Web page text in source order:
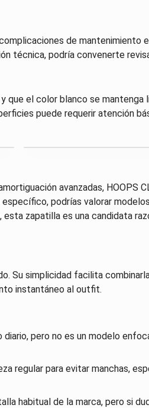
de mantenimiento
técnica, podría convenerte
el color blanco se mantenga
puede requerir atención
avanzadas, HOOPS
podrías valorar
zapatilla es una candidata
Su simplicidad facilita
instantáneo al outfit.
pero no es un modelo
regular para evitar manchas,
habitual de la marca, pero si